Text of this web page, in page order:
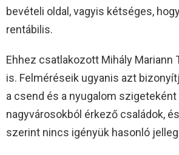
bevételi oldal, vagyis kétséges,
rentábilis.
Ehhez csatlakozott Mihály Mariann
is. Felméréseik ugyanis azt
a csend és a nyugalom
nagyvárosokból érkező családok,
szerint nincs igényük hasonló